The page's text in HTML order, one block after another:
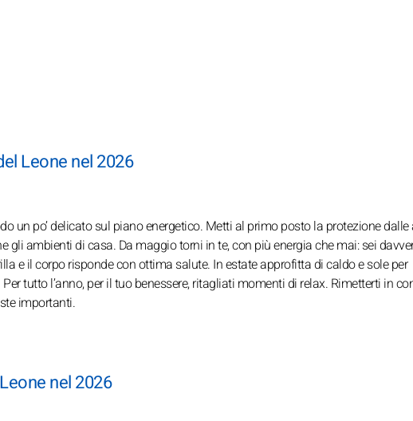
Leone nel 2026
un po’ delicato sul piano energetico. Metti al primo posto la protezione dalle
gli ambienti di casa. Da maggio torni in te, con più energia che mai: sei
e il corpo risponde con ottima salute. In estate approfitta di caldo e sole per
tutto l’anno, per il tuo benessere, ritagliati momenti di relax. Rimetterti in
importanti.
nel 2026